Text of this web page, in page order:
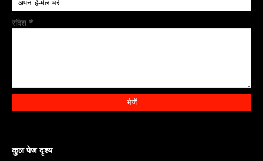
संदेश *
कुल पेज दृश्य